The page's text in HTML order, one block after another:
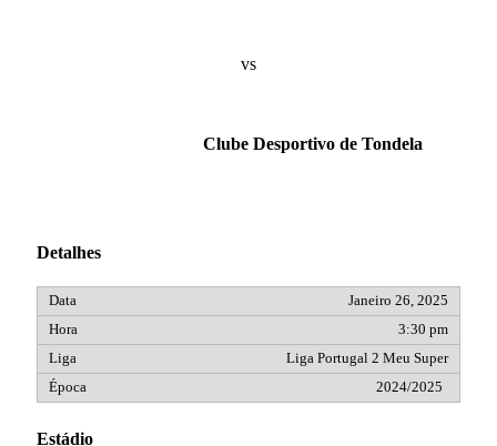
vs
Clube Desportivo de Tondela
Detalhes
Janeiro 26, 2025
3:30 pm
Liga Portugal 2 Meu Super
2024/2025
Estádio